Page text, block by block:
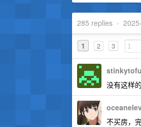
285 replies •
1 2 3
没有这样
不买房，